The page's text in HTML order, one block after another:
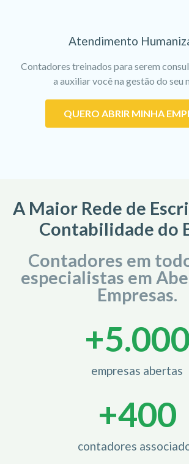
Atendimento
Contadores treinados para serem
a auxiliar você na gestão do seu
QUERO ABRIR MINHA
A Maior Rede de
Contabilidade do
Contadores em
especialistas em
Empresas.
empresas abertas
+5.000
contadores
+400